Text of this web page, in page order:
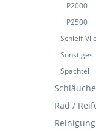
P2000
P2500
Schleif-
Sonstiges
Spachtel
Schläuche
Rad /
Reinigung